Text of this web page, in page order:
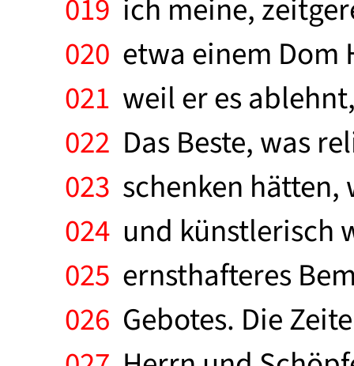
019 ich meine,
020 etwa einem Dom
021 weil er es
022 Das Beste, was
023 schenken
024 und künstlerisch
025 ernsthafteres
026 Gebotes. Die